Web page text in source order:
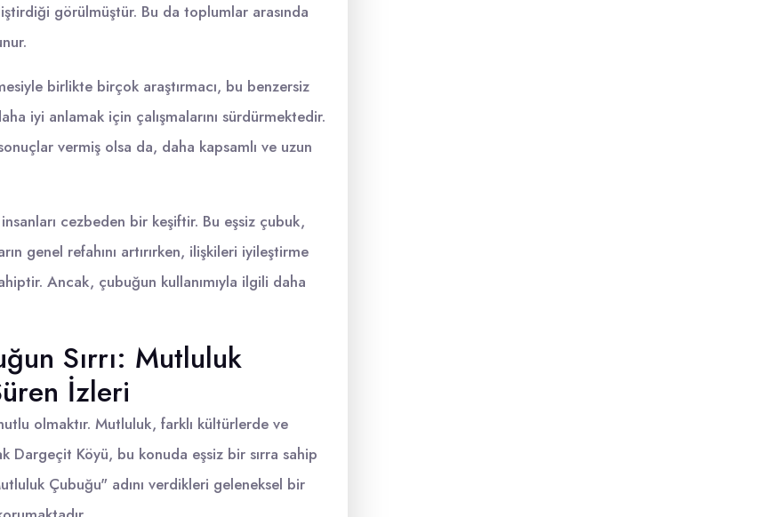
görülmüştür. Bu da toplumlar arasında
birlikte birçok araştırmacı, bu benzersiz
iyi anlamak için çalışmalarını sürdürmektedir.
vermiş olsa da, daha kapsamlı ve uzun
cezbeden bir keşiftir. Bu eşsiz çubuk,
genel refahını artırırken, ilişkileri iyileştirme
Ancak, çubuğun kullanımıyla ilgili daha
Sırrı: Mutluluk
İzleri
olmaktır. Mutluluk, farklı kültürlerde ve
Dargeçit Köyü, bu konuda eşsiz bir sırra sahip
Çubuğu" adını verdikleri geleneksel bir